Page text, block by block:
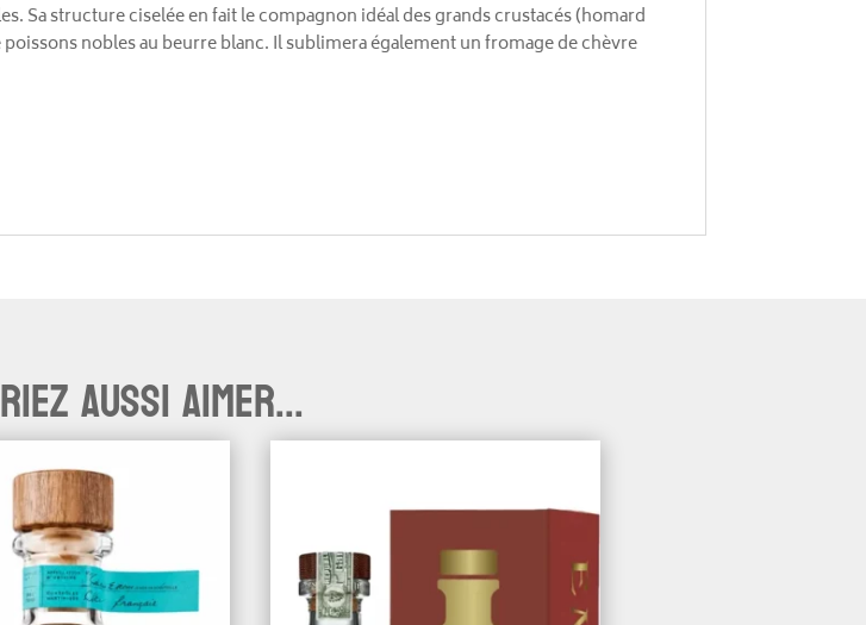
Sa structure ciselée en fait le compagnon idéal des grands crustacés (homard
nobles au beurre blanc. Il sublimera également un fromage de chèvre
aussi aimer...